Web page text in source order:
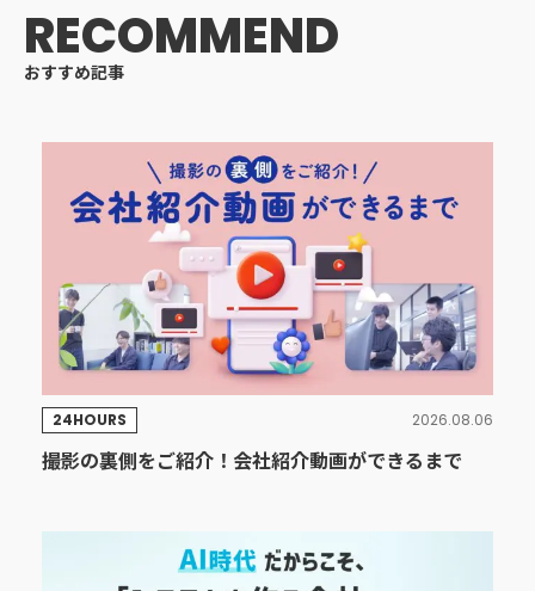
RECOMMEND
おすすめ記事
24HOURS 2026.08.06
撮影の裏側をご紹介！会社紹介動画ができるまで